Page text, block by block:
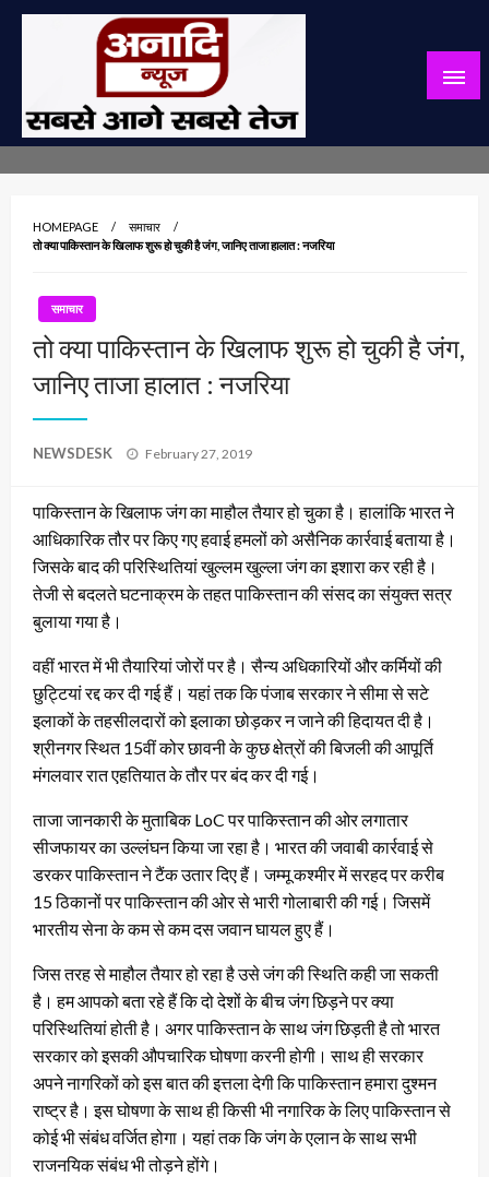
Skip
सबसे आगे सबसे तेज
HOMEPAGE
समाचार
तो क्या पाकिस्तान के खिलाफ शुरू हो चुकी है जंग, जानिए ताजा हालात : नजरिया
समाचार
तो क्या पाकिस्तान के खिलाफ शुरू हो चुकी है जंग,
जानिए ताजा हालात : नजरिया
NEWSDESK
Posted
February 27, 2019
पाकिस्तान के खिलाफ जंग का माहौल तैयार हो चुका है। हालांकि भारत ने
आधिकारिक तौर पर किए गए हवाई हमलों को असैनिक कार्रवाई बताया है।
जिसके बाद की परिस्थितियां खुल्लम खुल्ला जंग का इशारा कर रही है।
तेजी से बदलते घटनाक्रम के तहत पाकिस्तान की संसद का संयुक्त सत्र
बुलाया गया है।
वहीं भारत में भी तैयारियां जोरों पर है। सैन्य अधिकारियों और कर्मियों की
छुट्टियां रद्द कर दी गई हैं। यहां तक कि पंजाब सरकार ने सीमा से सटे
इलाकों के तहसीलदारों को इलाका छोड़कर न जाने की हिदायत दी है।
श्रीनगर स्थित 15वीं कोर छावनी के कुछ क्षेत्रों की बिजली की आपूर्ति
मंगलवार रात एहतियात के तौर पर बंद कर दी गई।
ताजा जानकारी के मुताबिक LoC पर पाकिस्तान की ओर लगातार
सीजफायर का उल्लंघन किया जा रहा है। भारत की जवाबी कार्रवाई से
डरकर पाकिस्तान ने टैंक उतार दिए हैं। जम्मू कश्मीर में सरहद पर करीब
15 ठिकानों पर पाकिस्तान की ओर से भारी गोलाबारी की गई। जिसमें
भारतीय सेना के कम से कम दस जवान घायल हुए हैं।
जिस तरह से माहौल तैयार हो रहा है उसे जंग की स्थिति कही जा सकती
है। हम आपको बता रहे हैं कि दो देशों के बीच जंग छिड़ने पर क्या
परिस्थितियां होती है। अगर पाकिस्तान के साथ जंग छिड़ती है तो भारत
सरकार को इसकी औपचारिक घोषणा करनी होगी। साथ ही सरकार
अपने नागरिकों को इस बात की इत्तला देगी कि पाकिस्तान हमारा दुश्मन
राष्ट्र है। इस घोषणा के साथ ही किसी भी नगारिक के लिए पाकिस्तान से
कोई भी संबंध वर्जित होगा। यहां तक कि जंग के एलान के साथ सभी
राजनयिक संबंध भी तोड़ने होंगे।